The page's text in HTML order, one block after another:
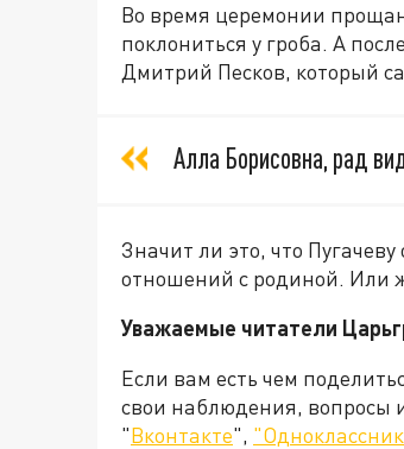
Во время церемонии
поклониться у гроба. А
Дмитрий Песков, который
Алла Борисовна, рад
Значит ли это, что
отношений с родиной. Или
Уважаемые читатели
Если вам есть чем
свои наблюдения, вопросы
"Вконтакте",